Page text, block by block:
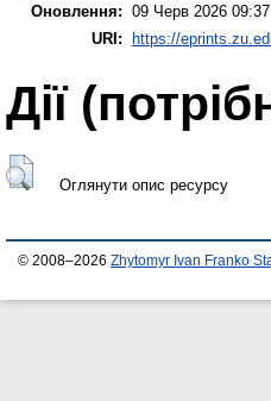
Оновлення: 09 Черв 2026 09:37
URI: https://
Дії
Оглянути опис ресурсу
© 2008–2026 Zhytomyr Ivan Franko